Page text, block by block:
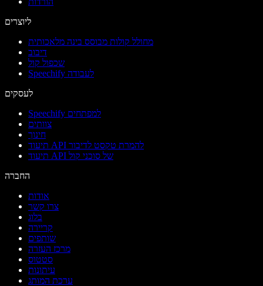
ליוצרים
מחולל קולות מבוסס בינה מלאכותית
דיבוב
שכפול קול
Speechify לעבודה
לעסקים
Speechify למפתחים
צוותים
חינוך
תיעוד API להמרת טקסט לדיבור
תיעוד API של סוכני קול
החברה
אודות
צרו קשר
בלוג
קריירה
שותפים
מרכז העזרה
סטטוס
עיתונות
ערכת המותג